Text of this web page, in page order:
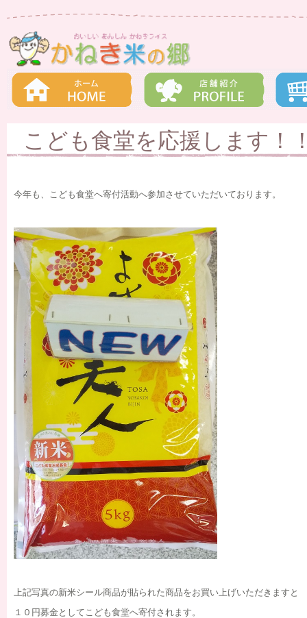
こども食堂を応援します！
今年も、こども食堂へ寄付活動へ参加させていただいております。
上記写真の新米シール商品が貼られた商品をお買い上げいただきますと
１０円募金としてこども食堂へ寄付されます。